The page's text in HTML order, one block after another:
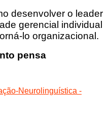
desenvolver o leader
gerencial individual
lo organizacional.
pensa